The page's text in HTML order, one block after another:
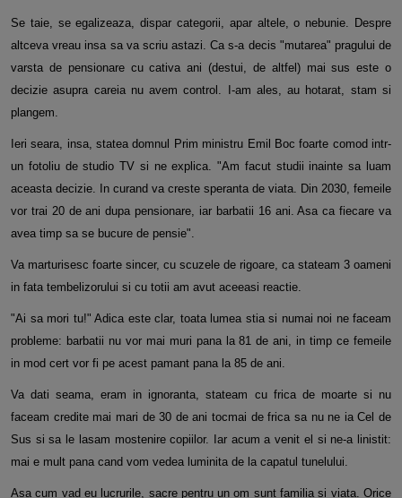
Se taie, se egalizeaza, dispar categorii, apar altele, o nebunie. Despre
altceva vreau insa sa va scriu astazi. Ca s-a decis "mutarea" pragului de
varsta de pensionare cu cativa ani (destui, de altfel) mai sus este o
decizie asupra careia nu avem control. I-am ales, au hotarat, stam si
plangem.
Ieri seara, insa, statea domnul Prim ministru Emil Boc foarte comod intr-
un fotoliu de studio TV si ne explica. "Am facut studii inainte sa luam
aceasta decizie. In curand va creste speranta de viata. Din 2030, femeile
vor trai 20 de ani dupa pensionare, iar barbatii 16 ani. Asa ca fiecare va
avea timp sa se bucure de pensie".
Va marturisesc foarte sincer, cu scuzele de rigoare, ca stateam 3 oameni
in fata tembelizorului si cu totii am avut aceeasi reactie.
"Ai sa mori tu!" Adica este clar, toata lumea stia si numai noi ne faceam
probleme: barbatii nu vor mai muri pana la 81 de ani, in timp ce femeile
in mod cert vor fi pe acest pamant pana la 85 de ani.
Va dati seama, eram in ignoranta, stateam cu frica de moarte si nu
faceam credite mai mari de 30 de ani tocmai de frica sa nu ne ia Cel de
Sus si sa le lasam mostenire copiilor. Iar acum a venit el si ne-a linistit:
mai e mult pana cand vom vedea luminita de la capatul tunelului.
Asa cum vad eu lucrurile, sacre pentru un om sunt familia si viata. Orice